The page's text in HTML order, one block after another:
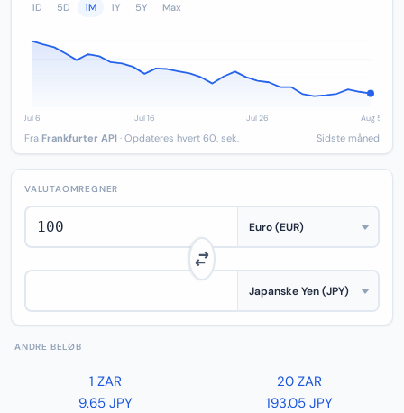
1D 5D 1M 1Y 5Y Max
Fra Frankfurter API · Opdateres hvert 60. sek. Sidste måned
VALUTAOMREGNER
ANDRE BELØB
1 ZAR
9.65 JPY
20 ZAR
193.05 JPY